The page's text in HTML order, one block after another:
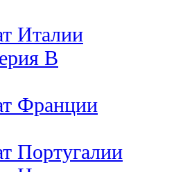
Италии
B
Франции
Португалии